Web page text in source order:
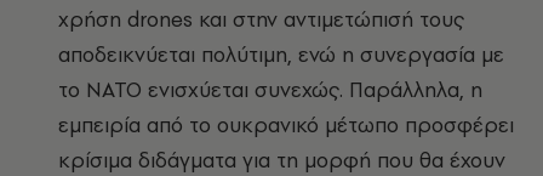
χρήση drones και στην αντιμετώπισή τους
αποδεικνύεται πολύτιμη, ενώ η συνεργασία με
το ΝΑΤΟ ενισχύεται συνεχώς. Παράλληλα, η
εμπειρία από το ουκρανικό μέτωπο προσφέρει
κρίσιμα διδάγματα για τη μορφή που θα έχουν